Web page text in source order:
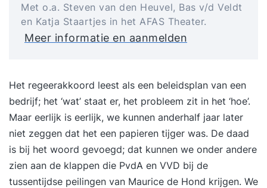
Met o.a. Steven van den Heuvel, Bas v/d Veldt
en Katja Staartjes in het AFAS Theater.
Meer informatie en aanmelden
Het regeerakkoord leest als een beleidsplan van een
bedrijf; het ‘wat’ staat er, het probleem zit in het ‘hoe’.
Maar eerlijk is eerlijk, we kunnen anderhalf jaar later
niet zeggen dat het een papieren tijger was. De daad
is bij het woord gevoegd; dat kunnen we onder andere
zien aan de klappen die PvdA en VVD bij de
tussentijdse peilingen van Maurice de Hond krijgen. We